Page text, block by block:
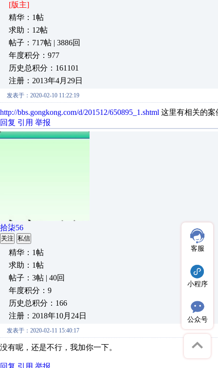
[版主]
精华：1帖
求助：12帖
帖子：717帖 | 3886回
年度积分：977
历史总积分：161101
注册：2013年4月29日
发表于：2020-02-10 11:22:19
http://bbs.gongkong.com/d/201512/650895_1.shtml 这里有相关的
回复 引用 举报
拾柒56
关注 私信
精华：1帖
求助：1帖
帖子：3帖 | 40回
年度积分：9
历史总积分：166
注册：2018年10月24日
发表于：2020-02-11 15:40:17
没有呢，还是不行，我加你一下。
回复 引用 举报
客服
小程序
公众号